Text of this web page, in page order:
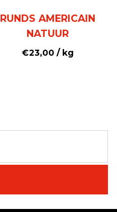
RUNDS AMERICAIN
NATUUR
€23,00/ kg